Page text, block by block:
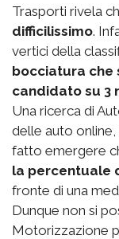
Trasporti rivela
difficilissimo.
vertici della
bocciatura che
candidato su 3
Una ricerca di
delle auto
fatto emergere
la percentuale
fronte di una
Dunque non si
Motorizzazione